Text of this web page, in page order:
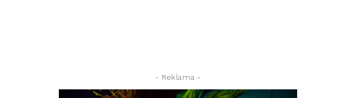
- Reklama -